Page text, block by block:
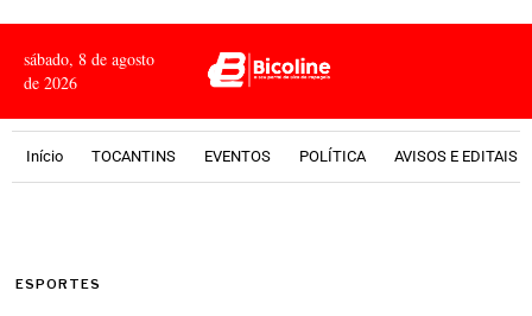
sábado, 8 de agosto
de 2026
Início TOCANTINS EVENTOS POLÍTICA AVISOS E EDITAIS
ESPORTES